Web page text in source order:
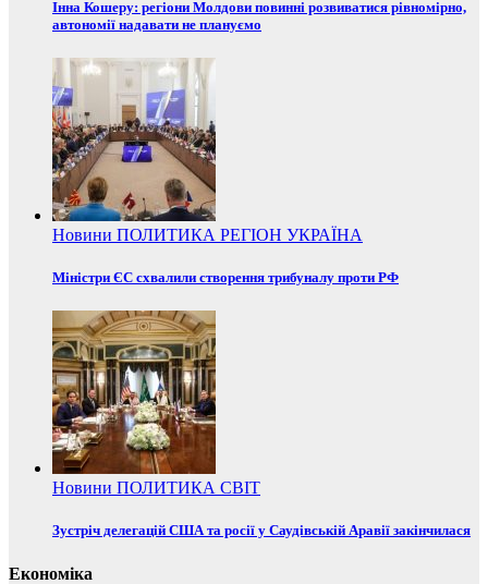
Інна Кошеру: регіони Молдови повинні розвиватися рівномірно,
автономії надавати не плануємо
Новини ПОЛИТИКА РЕГІОН УКРАЇНА
Міністри ЄС схвалили створення трибуналу проти РФ
Новини ПОЛИТИКА СВІТ
Зустріч делегацій США та росії у Саудівській Аравії закінчилася
Економіка